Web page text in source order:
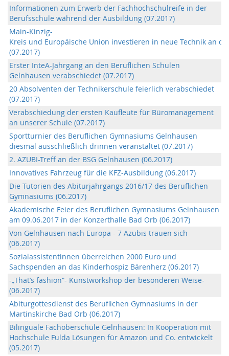
Informationen zum Erwerb der Fachhochschulreife in der
Berufsschule während der Ausbildung (07.2017)
Main-Kinzig-
Kreis und Europäische Union investieren in neue Technik an
(07.2017)
Erster InteA-Jahrgang an den Beruflichen Schulen
Gelnhausen verabschiedet (07.2017)
20 Absolventen der Technikerschule feierlich verabschiedet
(07.2017)
Verabschiedung der ersten Kaufleute für Büromanagement
an unserer Schule (07.2017)
Sportturnier des Beruflichen Gymnasiums Gelnhausen
diesmal ausschließlich drinnen veranstaltet (07.2017)
2. AZUBI-Treff an der BSG Gelnhausen (06.2017)
Innovatives Fahrzeug für die KFZ-Ausbildung (06.2017)
Die Tutorien des Abiturjahrgangs 2016/17 des Beruflichen
Gymnasiums (06.2017)
Akademische Feier des Beruflichen Gymnasiums Gelnhausen
am 09.06.2017 in der Konzerthalle Bad Orb (06.2017)
Von Gelnhausen nach Europa - 7 Azubis trauen sich
(06.2017)
Sozialassistentinnen überreichen 2000 Euro und
Sachspenden an das Kinderhospiz Bärenherz (06.2017)
-„That’s fashion“- Kunstworkshop der besonderen Weise-
(06.2017)
Abiturgottesdienst des Beruflichen Gymnasiums in der
Martinskirche Bad Orb (06.2017)
Bilinguale Fachoberschule Gelnhausen: In Kooperation mit
Hochschule Fulda Lösungen für Amazon und Co. entwickelt
(05.2017)